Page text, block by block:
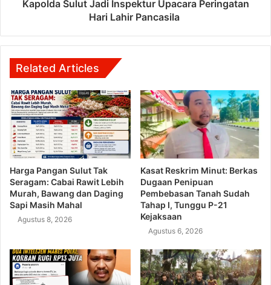
Kapolda Sulut Jadi Inspektur Upacara Peringatan
Hari Lahir Pancasila
Related Articles
Harga Pangan Sulut Tak
Seragam: Cabai Rawit Lebih
Murah, Bawang dan Daging
Sapi Masih Mahal
Agustus 8, 2026
Kasat Reskrim Minut: Berkas
Dugaan Penipuan
Pembebasan Tanah Sudah
Tahap I, Tunggu P-21
Kejaksaan
Agustus 6, 2026